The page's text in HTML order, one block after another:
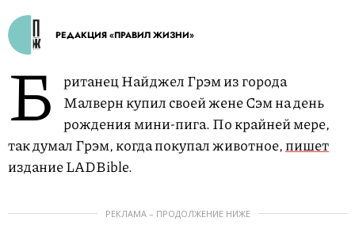
РЕДАКЦИЯ «ПРАВИЛ ЖИЗНИ»
Б
ританец Найджел Грэм из города
Малверн купил своей жене Сэм на день
рождения мини-пига. По крайней мере,
так думал Грэм, когда покупал животное,пишет
издание LADBible.
РЕКЛАМА – ПРОДОЛЖЕНИЕ НИЖЕ